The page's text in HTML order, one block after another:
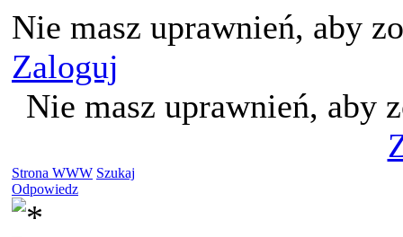
Nie masz uprawnień, aby
Zaloguj
Nie masz uprawnień, aby
Strona WWW Szukaj
Odpowiedz